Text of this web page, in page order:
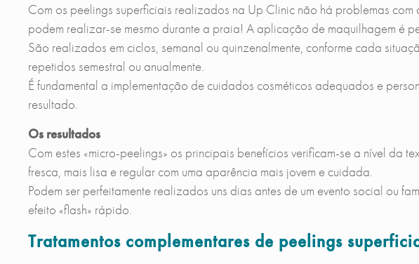
Com os peelings superficiais realizados na Up Clinic não há problemas
podem realizar-se mesmo durante a praia! A aplicação de maquilhagem é
São realizados em ciclos, semanal ou quinzenalmente, conforme cada
repetidos semestral ou anualmente.
É fundamental a implementação de cuidados cosméticos adequados e
resultado.
Os resultados
Com estes «micro-peelings» os principais benefícios verificam-se a nível da
fresca, mais lisa e regular com uma aparência mais jovem e cuidada.
Podem ser perfeitamente realizados uns dias antes de um evento social ou
efeito «flash» rápido.
Tratamentos complementares de peelings